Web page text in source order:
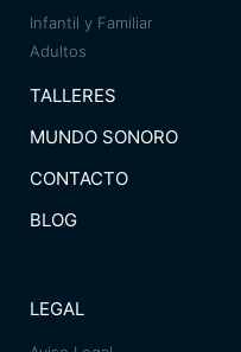
Infantil y Familiar
Adultos
TALLERES
MUNDO SONORO
CONTACTO
BLOG
LEGAL